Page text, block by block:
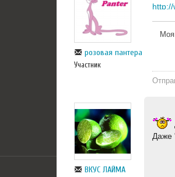
розовая пантера
Участник
ВКУС ЛАЙМА
Даже